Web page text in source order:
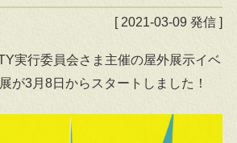
[ 2021-03-09 発信 ]
実行委員会さま主催の屋外展示イベ
が3月8日からスタートしました！